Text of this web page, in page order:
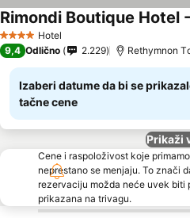
4 ZvezdiceHotel
9,4 Odlično 2.229 Rethymnon
Izaberi datume da bi se
tačne cene
Prikaži
Cene i raspoloživost koje
neprestano se menjaju. To znači
rezervaciju možda neće uvek biti
prikazana na trivagu.